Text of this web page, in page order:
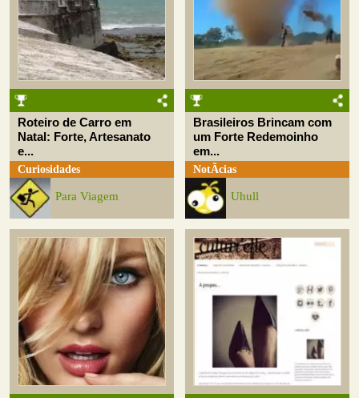
Roteiro de Carro em
Natal: Forte, Artesanato
e...
Curiosidades
Para Viagem
Brasileiros Brincam com
um Forte Redemoinho
em...
NotÃ­cias
Uhull